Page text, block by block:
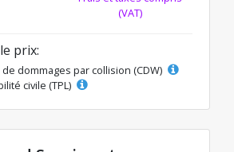
(VAT)
prix:
dommages par collision (CDW)
civile (TPL)